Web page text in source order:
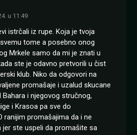
u 11:49
istrčali iz rupe. Koja je tvoja
tome a posebno onog
Mrkele samo da mi je znati u
ste je odavno pretvorili u čist
klub. Niko da odgovori na
promašaje i uzalud skucane
Bahara i njegovog stručnog,
i Krasoa pa sve do
ranijim promašajima da i ne
jer ste uspeli da promašite sa